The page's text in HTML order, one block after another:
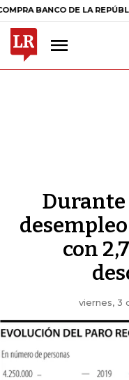
DE LA REPÚBLICA $
Durante
con
viernes, 3